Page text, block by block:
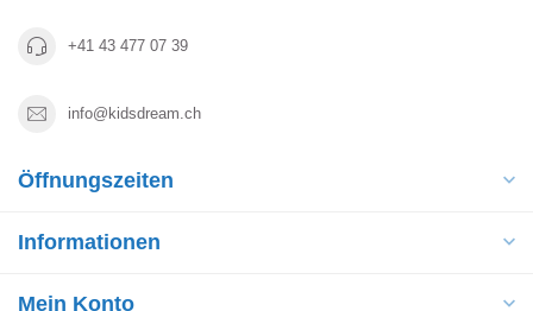
+41 43 477 07 39
info@kidsdream.ch
Öffnungszeiten
Informationen
Mein Konto